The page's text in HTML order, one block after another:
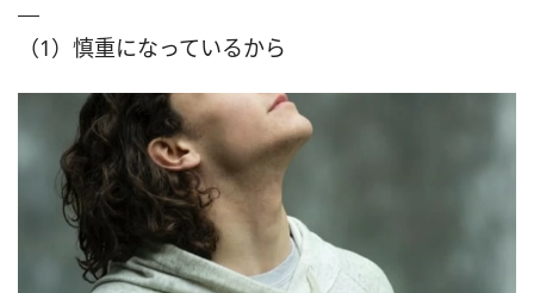
（1）慎重になっているから